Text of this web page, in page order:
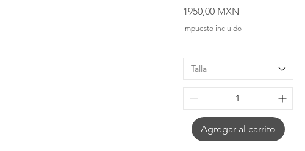
Precio
1950,00 MXN
Impuesto incluido
Talla
Agregar al carrito